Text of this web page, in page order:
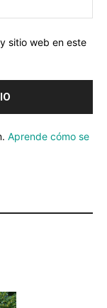
sitio web en este
Aprende cómo se